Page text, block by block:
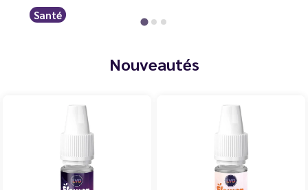
Santé
Nouveautés